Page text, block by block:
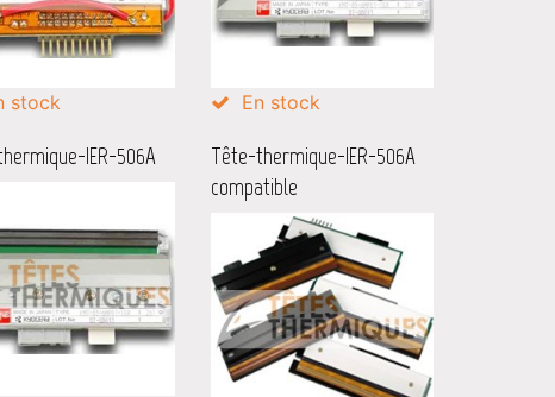
stock En stock
IER-506A
Tête-thermique-IER-506A
compatible